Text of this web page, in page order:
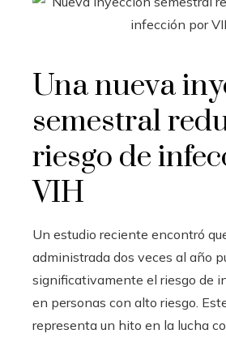
Una nueva
semestral
riesgo de
VIH
Un estudio reciente encontró
administrada dos veces al año
significativamente el riesgo de
en personas con alto riesgo.
representa un hito en la lucha